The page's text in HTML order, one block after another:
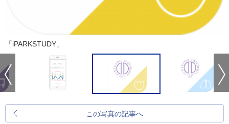
「iPARKSTUDY」
この写真の記事へ